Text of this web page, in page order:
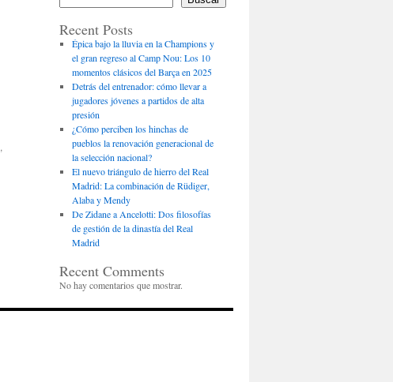
,
Recent Posts
Épica bajo la lluvia en la Champions y
el gran regreso al Camp Nou: Los 10
momentos clásicos del Barça en 2025
Detrás del entrenador: cómo llevar a
jugadores jóvenes a partidos de alta
presión
¿Cómo perciben los hinchas de
pueblos la renovación generacional de
la selección nacional?
El nuevo triángulo de hierro del Real
Madrid: La combinación de Rüdiger,
Alaba y Mendy
De Zidane a Ancelotti: Dos filosofías
de gestión de la dinastía del Real
Madrid
Recent Comments
No hay comentarios que mostrar.